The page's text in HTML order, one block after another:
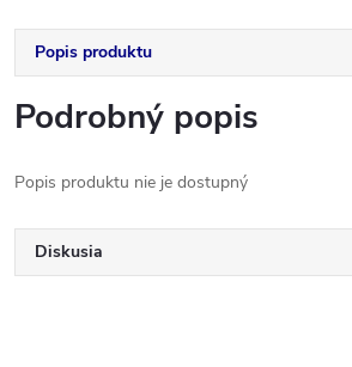
Popis produktu
Podrobný popis
Popis produktu nie je dostupný
Diskusia